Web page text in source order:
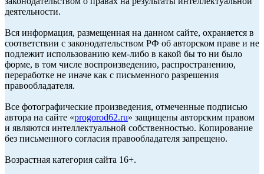
деятельности.
Вся информация, размещенная на данном сайте, охраняется в
соответствии с законодательством РФ об авторском праве и не
подлежит использованию кем-либо в какой бы то ни было
форме, в том числе воспроизведению, распространению,
переработке не иначе как с письменного разрешения
правообладателя.
Все фотографические произведения, отмеченные подписью
автора на сайте «progorod62.ru» защищены авторским правом
и являются интеллектуальной собственностью. Копирование
без письменного согласия правообладателя запрещено.
Возрастная категория сайта 16+.